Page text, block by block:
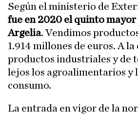
Según el ministerio de
fue en 2020 el quinto
Argelia. Vendimos
1.914 millones de euros. A la
productos industriales y de
lejos los agroalimentarios y
consumo.
La entrada en vigor de la